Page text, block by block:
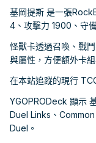
基岡提斯 是一張
4、攻擊力 1900、守
怪獸卡透過召喚、戰
與屬性，方便額外卡組
在本站追蹤的現行
YGOPRODeck 顯示
Duel Links、
Duel。